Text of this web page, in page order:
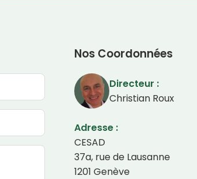
Nos Coordonnées
Directeur :
Christian Roux
Adresse :
CESAD
37a, rue de Lausanne
1201 Genève